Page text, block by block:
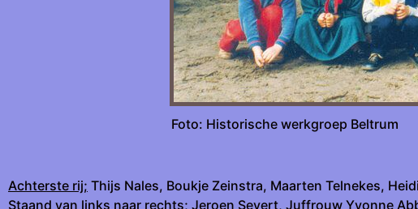
Foto: Historische
Achterste rij; Thijs Nales, Boukje Zeinstra, Maarten Telnekes,
Staand van links naar rechts; Jeroen Severt, Juffrouw Yvonne